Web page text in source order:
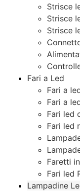
Strisce
Strisce
Strisce
Fari a Led
Fari a
Fari a
Fari led
Fari led
Faretti
Fari led
Lampadine